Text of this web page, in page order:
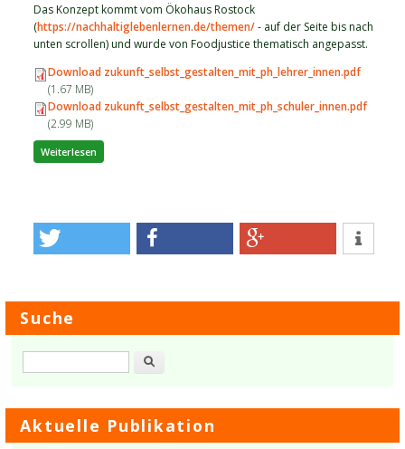
Das Konzept kommt vom Ökohaus Rostock
(https://nachhaltiglebenlernen.de/themen/- auf der Seite bis nach
unten scrollen) und wurde von Foodjustice thematisch angepasst.
Download zukunft_selbst_gestalten_mit_ph_lehrer_innen.pdf
(1.67 MB)
Download zukunft_selbst_gestalten_mit_ph_schuler_innen.pdf
(2.99 MB)
Weiterlesen
Suche
Suche
Aktuelle Publikation